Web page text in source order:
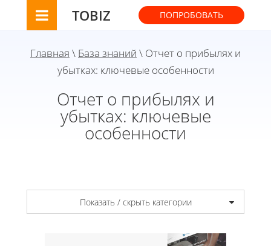
TOBIZ ПОПРОБОВАТЬ
Главная \ База знаний \ Отчет о прибылях и
убытках: ключевые особенности
Отчет о прибылях и
убытках: ключевые
особенности
Показать / скрыть категории